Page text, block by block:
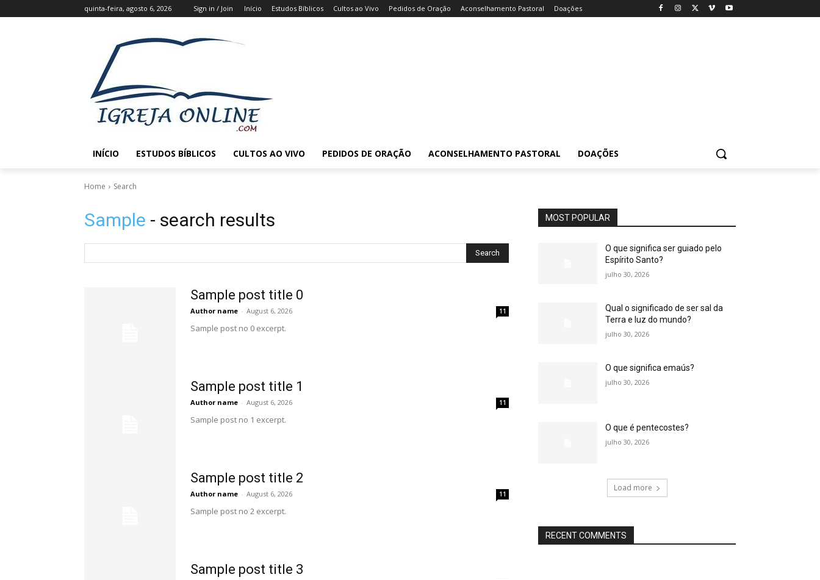
quinta-feira, agosto 6, 2026 Sign in / Join Início Estudos Bíblicos Cultos ao Vivo Pedidos de Oração Aconselhamento Pastoral Doações
INÍCIO ESTUDOS BÍBLICOS CULTOS AO VIVO PEDIDOS DE ORAÇÃO ACONSELHAMENTO PASTORAL DOAÇÕES
Home Search
Sample - search results
Search
Sample post title 0
Author name - August 6, 2026 11
Sample post no 0 excerpt.
Sample post title 1
Author name - August 6, 2026 11
Sample post no 1 excerpt.
Sample post title 2
Author name - August 6, 2026 11
Sample post no 2 excerpt.
Sample post title 3
MOST POPULAR
O que significa ser guiado pelo
Espírito Santo?
julho 30, 2026
Qual o significado de ser sal da
Terra e luz do mundo?
julho 30, 2026
O que significa emaús?
julho 30, 2026
O que é pentecostes?
julho 30, 2026
Load more
RECENT COMMENTS